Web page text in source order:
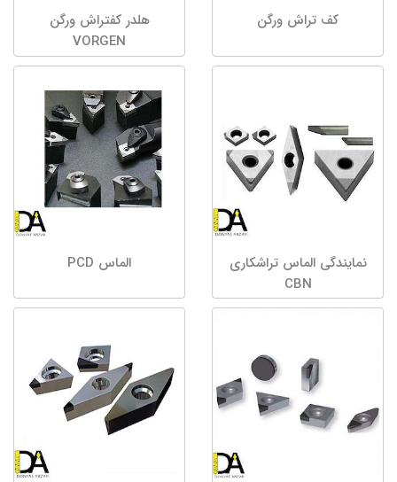
کف تراش ورگن
هلدر کفتراش ورگن
VORGEN
نمایندگی الماس تراشکاری
CBN
الماس PCD